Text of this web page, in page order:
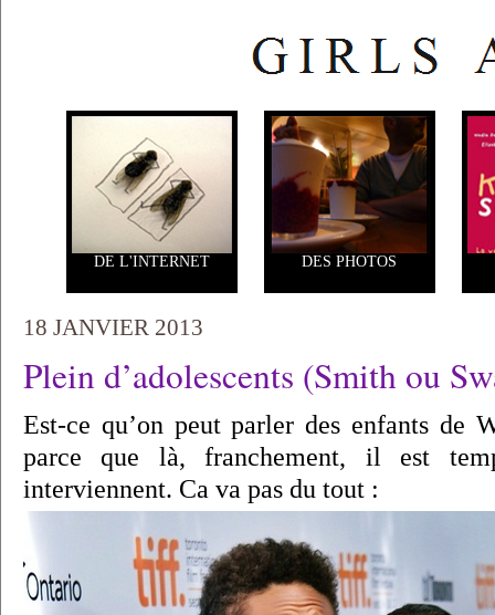
DE L'INTERNET DES PHOTOS
18 JANVIER 2013
Plein d’adolescents (Smith ou
Est-ce qu’on peut parler des enfants de
parce que là, franchement, il est
interviennent. Ca va pas du tout :